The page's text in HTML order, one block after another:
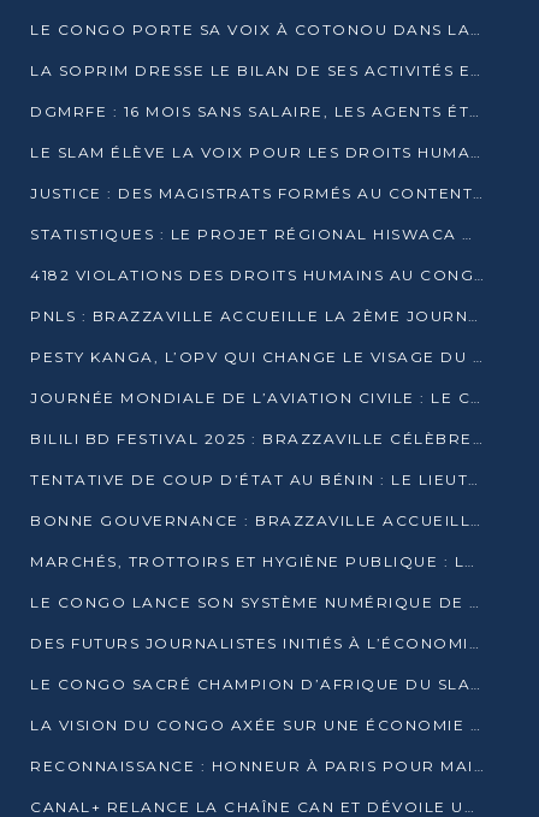
LE CONGO PORTE SA VOIX À COTONOU DANS LA LUTTE CONTRE LA TUBERCULOSE
LA SOPRIM DRESSE LE BILAN DE SES ACTIVITÉS ET FIXE DE NOUVELLES PRIORITÉS
DGMRFE : 16 MOIS SANS SALAIRE, LES AGENTS ÉTOUFFENT DANS LE SILENCE
LE SLAM ÉLÈVE LA VOIX POUR LES DROITS HUMAINS À BRAZZAVILLE
JUSTICE : DES MAGISTRATS FORMÉS AU CONTENTIEUX DE LA PROPRIÉTÉ INTELLECTUELLE
STATISTIQUES : LE PROJET RÉGIONAL HISWACA OFFICIELLEMENT LANCÉ AU CONGO
4182 VIOLATIONS DES DROITS HUMAINS AU CONGO EN 2025 SELON LE CAD
PNLS : BRAZZAVILLE ACCUEILLE LA 2ÈME JOURNÉE SCIENTIFIQUE SUR LE VIH/SIDA
PESTY KANGA, L’OPV QUI CHANGE LE VISAGE DU REPORTAGE AU CONGO
JOURNÉE MONDIALE DE L’AVIATION CIVILE : LE CONGO MISE SUR L’INNOVATION ET LA SÉCURITÉ
BILILI BD FESTIVAL 2025 : BRAZZAVILLE CÉLÈBRE DIX ANS DE CRÉATION GRAPHIQUE AFRICAINE
TENTATIVE DE COUP D’ÉTAT AU BÉNIN : LE LIEUTENANT-COLONEL TIGRI S’AUTOPROCLAME CHEF D’UN COMITÉ MILITAIRE
BONNE GOUVERNANCE : BRAZZAVILLE ACCUEILLE LES PREMIÈRES JOURNÉES CONGOLAISES DE L’ÉVALUATION
MARCHÉS, TROTTOIRS ET HYGIÈNE PUBLIQUE : LE GOUVERNEMENT DURCIT LE TON
LE CONGO LANCE SON SYSTÈME NUMÉRIQUE DE VÉRIFICATION DU BOIS
DES FUTURS JOURNALISTES INITIÉS À L’ÉCONOMIE BLEUE DURABLE
LE CONGO SACRÉ CHAMPION D’AFRIQUE DU SLAM 2025
LA VISION DU CONGO AXÉE SUR UNE ÉCONOMIE BAS CARBONE AU RENDEZ-VOUS DE MONACO 2025
RECONNAISSANCE : HONNEUR À PARIS POUR MAIXENT RAOUL OMINGA
CANAL+ RELANCE LA CHAÎNE CAN ET DÉVOILE UNE OFFRE EXCEPTIONNELLE POUR DÉCEMBRE